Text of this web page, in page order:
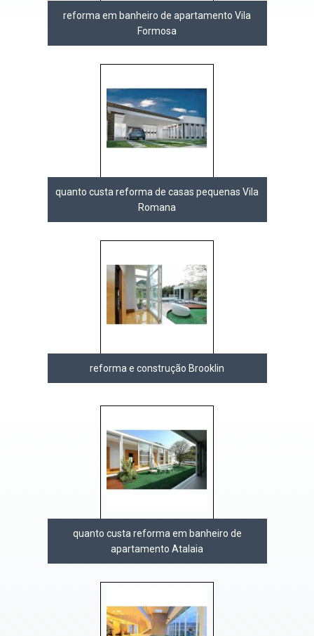
reforma em banheiro de apartamento Vila
Formosa
quanto custa reforma de casas pequenas Vila
Romana
reforma e construção Brooklin
quanto custa reforma em banheiro de
apartamento Atalaia